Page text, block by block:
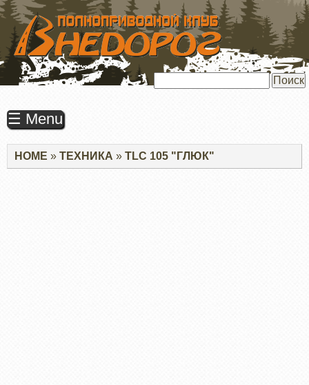
ПЕРЕЙТИ
ОСНОВНОМУ
СОДЕРЖАНИЮ
☰ Menu
Строка
навигации
HOME ТЕХНИКА TLC 105 "ГЛЮК"